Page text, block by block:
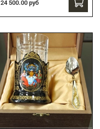
24 500.00 руб